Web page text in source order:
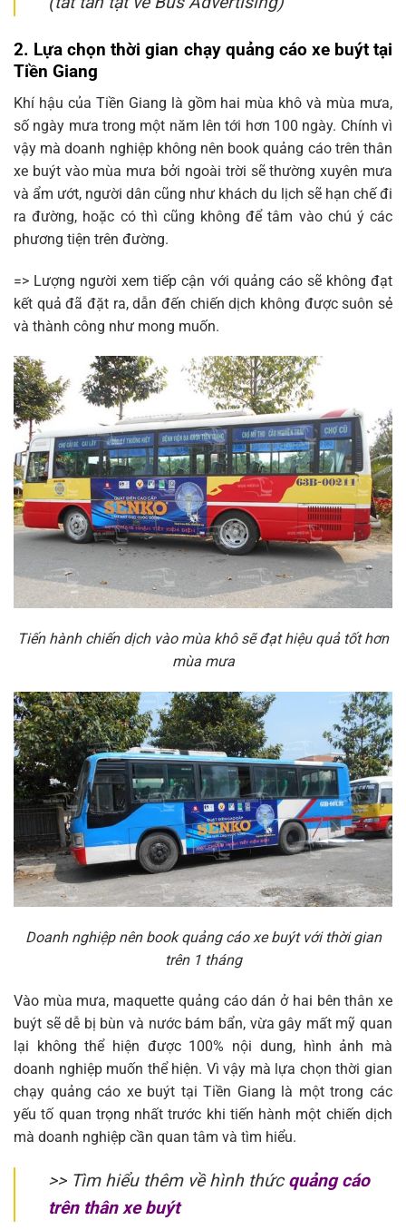
2. Lựa chọn thời gian chạy quảng cáo xe buýt tại
Tiền Giang
Khí hậu của Tiền Giang là gồm hai mùa khô và mùa mưa,
số ngày mưa trong một năm lên tới hơn 100 ngày. Chính vì
vậy mà doanh nghiệp không nên book quảng cáo trên thân
xe buýt vào mùa mưa bởi ngoài trời sẽ thường xuyên mưa
và ẩm ướt, người dân cũng như khách du lịch sẽ hạn chế đi
ra đường, hoặc có thì cũng không để tâm vào chú ý các
phương tiện trên đường.
=> Lượng người xem tiếp cận với quảng cáo sẽ không đạt
kết quả đã đặt ra, dẫn đến chiến dịch không được suôn sẻ
và thành công như mong muốn.
Tiến hành chiến dịch vào mùa khô sẽ đạt hiệu quả tốt hơn
mùa mưa
Doanh nghiệp nên book quảng cáo xe buýt với thời gian
trên 1 tháng
Vào mùa mưa, maquette quảng cáo dán ở hai bên thân xe
buýt sẽ dễ bị bùn và nước bám bẩn, vừa gây mất mỹ quan
lại không thể hiện được 100% nội dung, hình ảnh mà
doanh nghiệp muốn thể hiện. Vì vậy mà lựa chọn thời gian
chạy quảng cáo xe buýt tại Tiền Giang là một trong các
yếu tố quan trọng nhất trước khi tiến hành một chiến dịch
mà doanh nghiệp cần quan tâm và tìm hiểu.
>> Tìm hiểu thêm về hình thứcquảng cáo
trên thân xe buýt